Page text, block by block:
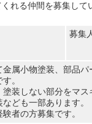
れる仲間を募集して
募集
属小物塗装、部品
。
装しない部分をマ
ども一部あります。
者の方募集です。